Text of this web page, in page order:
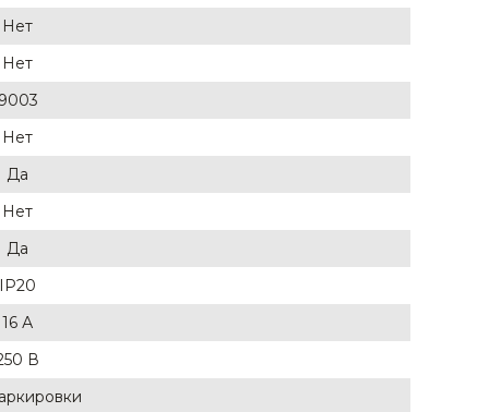
Нет
Нет
9003
Нет
Да
Нет
Да
IP20
16 А
В